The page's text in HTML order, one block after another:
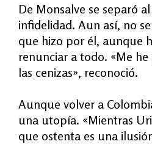
De Monsalve se separó
infidelidad. Aun así, no
que hizo por él, aunque
renunciar a todo. «Me
las cenizas», reconoció.
Aunque volver a
una utopía. «Mientras
que ostenta es una